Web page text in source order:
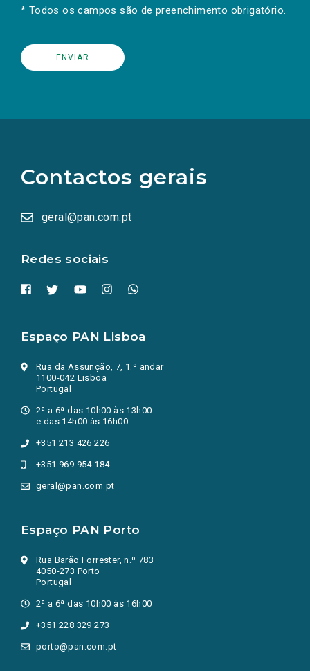
* Todos os campos são de preenchimento obrigatório.
Contactos gerais
geral@pan.com.pt
Redes sociais
redes
sociais
numa
nova
Espaço PAN Lisboa
Rua da Assunção, 7, 1.º andar
1100-042 Lisboa
Portugal
2ª a 6ª das 10h00 às 13h00
e das 14h00 às 16h00
+351 213 426 226
+351 969 954 184
geral@pan.com.pt
Espaço PAN Porto
Rua Barão Forrester, n.º 783
4050-273 Porto
Portugal
2ª a 6ª das 10h00 às 16h00
+351 228 329 273
porto@pan.com.pt